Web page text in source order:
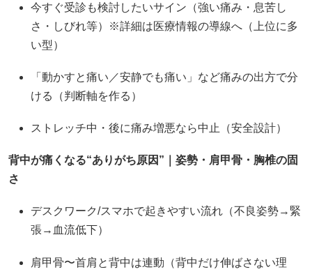
今すぐ受診も検討したいサイン（強い痛み・息苦し
さ・しびれ等）※詳細は医療情報の導線へ（上位に多
い型）
「動かすと痛い／安静でも痛い」など痛みの出方で分
ける（判断軸を作る）
ストレッチ中・後に痛み増悪なら中止（安全設計）
背中が痛くなる“ありがち原因”｜姿勢・肩甲骨・胸椎の固
さ
デスクワーク/スマホで起きやすい流れ（不良姿勢→緊
張→血流低下）
肩甲骨〜首肩と背中は連動（背中だけ伸ばさない理